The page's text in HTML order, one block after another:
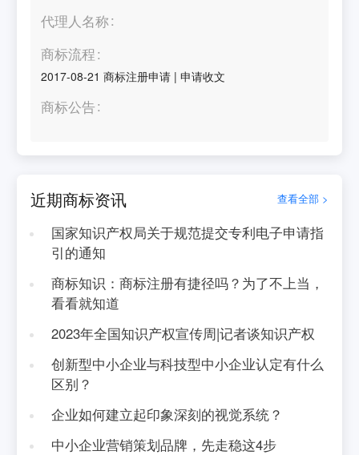
代理人名称
商标流程
2017-08-21 商标注册申请 |申请收文
商标公告
近期商标资讯 查看全部 >
国家知识产权局关于规范提交专利电子申请指
引的通知
商标知识：商标注册有捷径吗？为了不上当，
看看就知道
2023年全国知识产权宣传周|记者谈知识产权
创新型中小企业与科技型中小企业认定有什么
区别？
企业如何建立起印象深刻的视觉系统？
中小企业营销策划品牌，先走稳这4步